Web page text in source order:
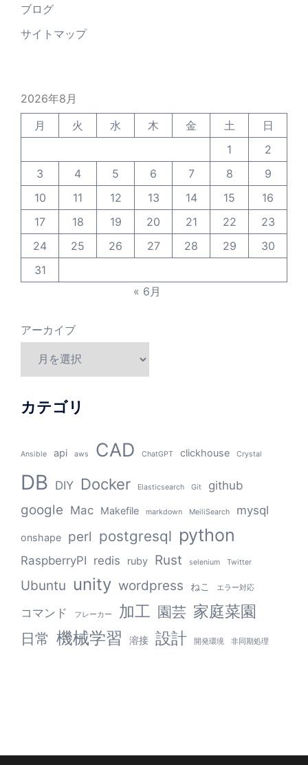
ブログ
サイトマップ
2026年8月
月
火 水 木 金 土
日
1
2
3
4 5 6 7 8
9
10
11 12 13 14 15
16
17
18 19 20 21 22
23
24
25 26 27 28 29
30
31
« 6月
アーカイブ
カテゴリ
Ansible api aws CAD ChatGPT clickhouse Crystal
DB DIY Docker Elasticsearch Git github
google Mac Makefile markdown MeiliSearch mysql
onshape perl postgresql python
RaspberryPI redis ruby Rust selenium Twitter
Ubuntu unity wordpress ねこ エラー対応
コマンド フレーカー 加工 園芸 家庭菜園
日常 機械学習 溶接 設計 開発環境 非同期処理